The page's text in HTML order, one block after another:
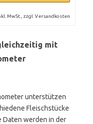
MwSt., zzgl. Versandkosten
mit
unterstützen
Fleischstücke
Daten werden in der